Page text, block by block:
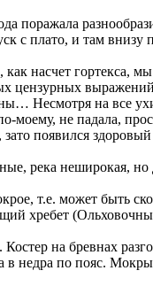
поражала
плато, и там внизу
насчет
цензурных
Несмотря на все
моему, не падала,
появился
река неширокая, но
т.е. может быть
хребет
на бревнах
недра по пояс.